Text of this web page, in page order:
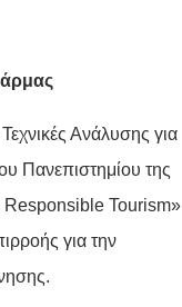
Ανάλυσης για
Πανεπιστημίου της
Responsible Tourism»
για την